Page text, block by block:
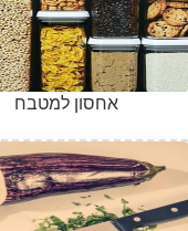
אחסון למטבח